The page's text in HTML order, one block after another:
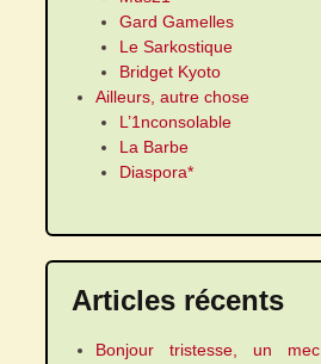
Gard Gamelles
Le Sarkostique
Bridget Kyoto
Ailleurs, autre chose
L’1nconsolable
La Barbe
Diaspora*
Articles récents
Bonjour tristesse, un mec